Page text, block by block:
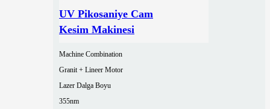
UV Pikosaniye Cam
Kesim Makinesi
Machine Combination
Granit + Lineer Motor
Lazer Dalga Boyu
355nm